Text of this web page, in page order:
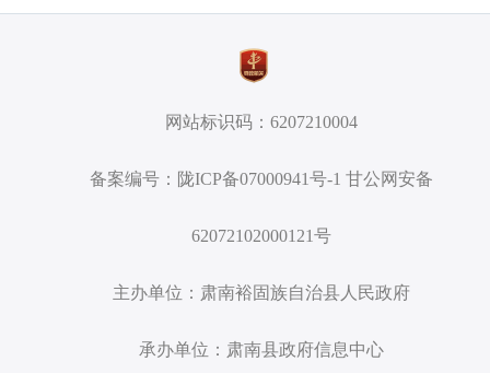
网站标识码：6207210004
备案编号：陇ICP备07000941号-1 甘公网安备
62072102000121号
主办单位：肃南裕固族自治县人民政府
承办单位：肃南县政府信息中心